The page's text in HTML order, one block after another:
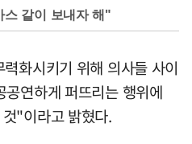
스 같이 보내자 해"
화시키기 위해 의사들 사이
연하게 퍼뜨리는 행위에
"이라고 밝혔다.